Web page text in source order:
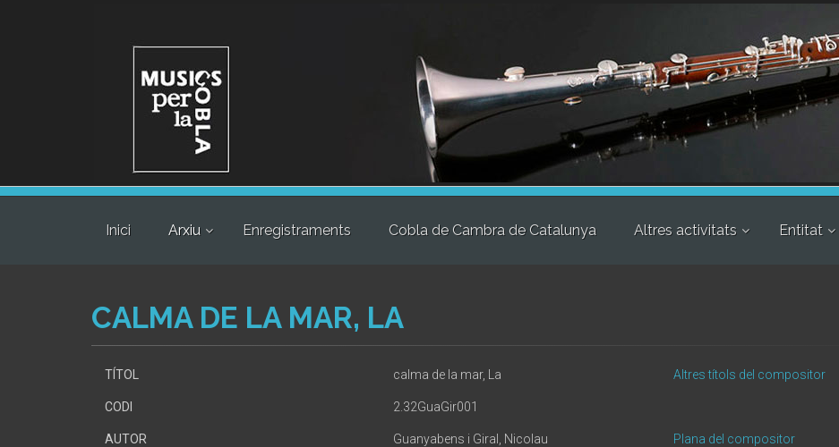
Inici Arxiu Enregistraments Cobla de Cambra de Catalunya Altres activitats Entitat
CALMA DE LA MAR, LA
TÍTOL calma de la mar, La Altres títols del compositor
CODI 2.32GuaGir001
AUTOR Guanyabens i Giral, Nicolau Plana del compositor